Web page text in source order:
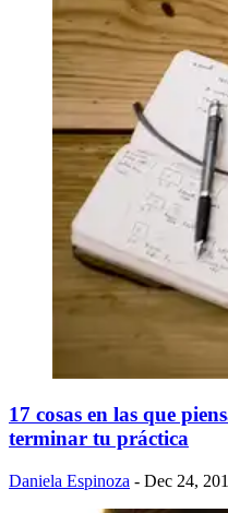
17 cosas en las que
terminar tu práctica
Daniela Espinoza - Dec 24,